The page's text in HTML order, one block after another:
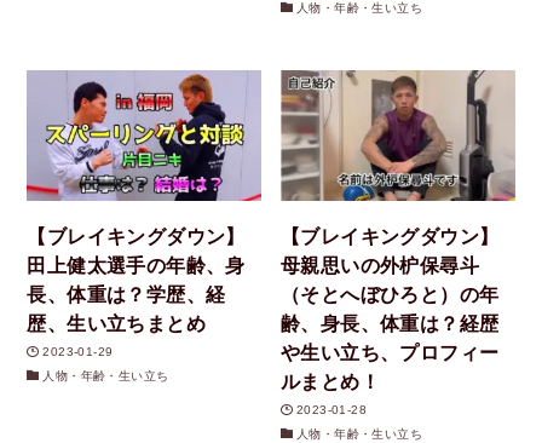
人物・年齢・生い立ち
【ブレイキングダウン】
田上健太選手の年齢、身
長、体重は？学歴、経
歴、生い立ちまとめ
2023-01-29
人物・年齢・生い立ち
【ブレイキングダウン】
母親思いの外枦保尋斗
（そとへぼひろと）の年
齢、身長、体重は？経歴
や生い立ち、プロフィー
ルまとめ！
2023-01-28
人物・年齢・生い立ち